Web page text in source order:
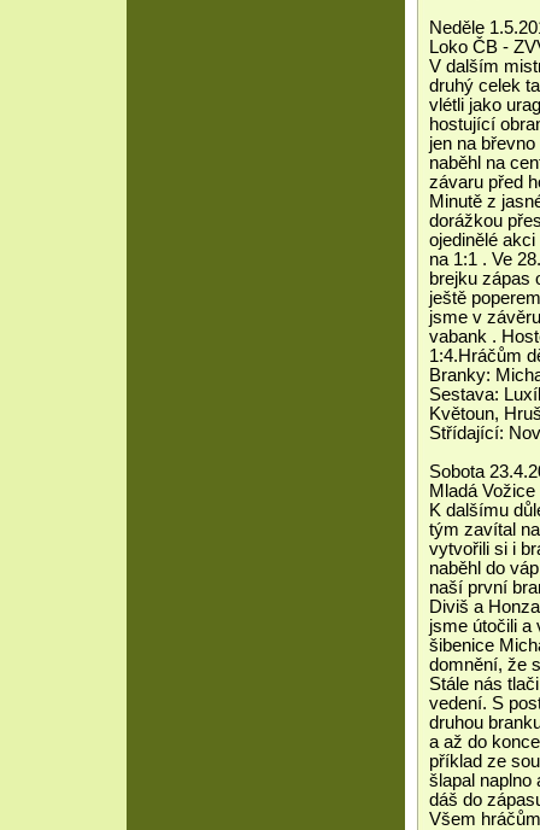
Neděle
Loko ČB -
V dalším
druhý celek
vlétli jako
hostující
jen na
naběhl na
závaru před
Minutě z
dorážkou
ojedinělé
na 1:1 . Ve
brejku zápas
ještě
jsme v
vabank .
1:4.Hráčům
Branky:
Sestava:
Květoun,
Střídající:
Sobota
Mladá
K dalšímu
tým zavítal
vytvořili si i
naběhl do
naší první
Diviš a
jsme útočili a
šibenice
domnění, že
Stále nás
vedení. S
druhou
a až do
příklad ze
šlapal naplno
dáš do
Všem